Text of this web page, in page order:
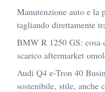
Manutenzione auto e la
tagliando direttamente
BMW R 1250 GS: cosa
scarico aftermarket
Audi Q4 e-Tron 40
sostenibile, stile, anche